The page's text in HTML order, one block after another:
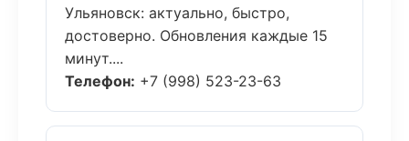
Ульяновск: актуально, быстро,
достоверно. Обновления каждые 15
минут....
Телефон: +7 (998) 523-23-63